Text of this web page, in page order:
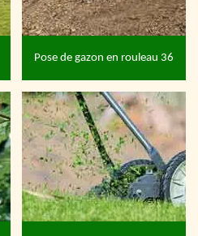
Pose de gazon en rouleau 36